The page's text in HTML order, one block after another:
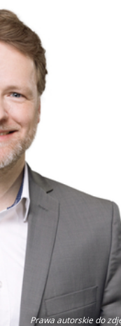
Prawa autorskie do